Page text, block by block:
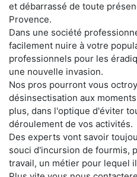
et débarrassé de toute
Provence.
Dans une société
facilement nuire à votre
professionnels pour les
une nouvelle invasion.
Nos pros pourront vous
désinsectisation aux
plus, dans l'optique d'éviter
déroulement de vos activités.
Des experts vont savoir
souci d'incursion de fourmis,
travail, un métier pour lequel